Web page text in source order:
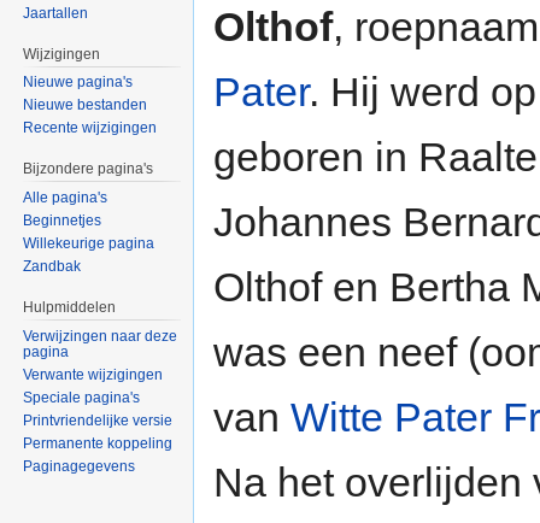
Olthof,
Pater. Hij werd
geboren in
Johannes
Olthof en Bertha
was een neef
van Witte Pater
Na het overlijden
Jaartallen
Wijzigingen
Nieuwe pagina's
Nieuwe bestanden
Recente wijzigingen
Bijzondere pagina's
Alle pagina's
Beginnetjes
Willekeurige pagina
Zandbak
Hulpmiddelen
Verwijzingen naar deze
pagina
Verwante wijzigingen
Speciale pagina's
Printvriendelijke versie
Permanente koppeling
Paginagegevens